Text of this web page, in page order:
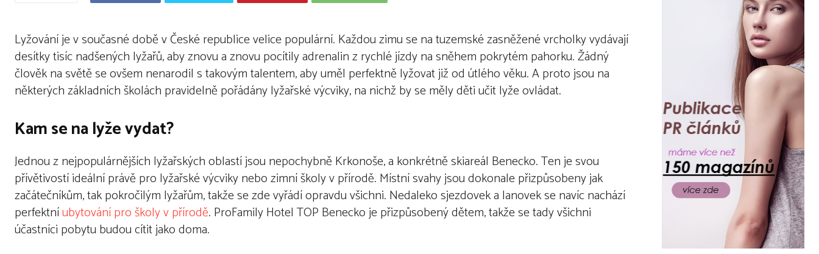
Lyžování je v současné době v České republice velice populární. Každou zimu se na tuzemské zasněžené vrcholky vydávají
desítky tisíc nadšených lyžařů, aby znovu a znovu pocítily adrenalin z rychlé jízdy na sněhem pokrytém pahorku. Žádný
člověk na světě se ovšem nenarodil s takovým talentem, aby uměl perfektně lyžovat již od útlého věku. A proto jsou na
některých základních školách pravidelně pořádány lyžařské výcviky, na nichž by se měly děti učit lyže ovládat.
Kam se na lyže vydat?
Jednou z nejpopulárnějších lyžařských oblastí jsou nepochybně Krkonoše, a konkrétně skiareál Benecko. Ten je svou
přívětivostí ideální právě pro lyžařské výcviky nebo zimní školy v přírodě. Místní svahy jsou dokonale přizpůsobeny jak
začátečníkům, tak pokročilým lyžařům, takže se zde vyřádí opravdu všichni. Nedaleko sjezdovek a lanovek se navíc nachází
perfektníubytování pro školy v přírodě. ProFamily Hotel TOP Benecko je přizpůsobený dětem, takže se tady všichni
účastníci pobytu budou cítit jako doma.